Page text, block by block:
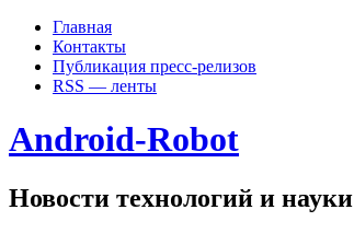
Главная
Контакты
Публикация пресс-релизов
RSS — ленты
Android-Robot
Новости технологий и науки